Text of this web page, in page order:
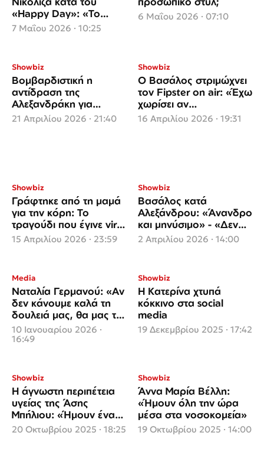
«Happy Day»: «Το
θεωρώ κακία αυτό που
7 Μαΐου 2026 · 10:25
6 Μαΐου 2026 · 07:10
Showbiz
Βομβαρδιστική η
αντίδραση της
Αλεξανδράκη για
γνωστό παρουσιαστή:
«Αντίο στο καλό να πας
21 Απριλίου 2026 · 21:40
Showbiz
Ο Βασάλος στριμώχνει
τον Fipster on air: «Έχω
χωρίσει αν
ενδιαφέρεσαι»
16 Απριλίου 2026 · 19:31
Showbiz
Γράφτηκε από τη μαμά
για την κόρη: Το
τραγούδι που έγινε viral
παντού - Δείτε ποια το
τραγουδά
15 Απριλίου 2026 · 23:59
Showbiz
Βασάλος κατά
Αλεξάνδρου: «Άνανδρο
και μηνύσιμο» - «Δεν
έχω γελάσει
περισσότερο»
2 Απριλίου 2026 · 14:00
Media
Ναταλία Γερμανού: «Αν
δεν κάνουμε καλά τη
δουλειά μας, θα μας τη
φάνε οι Youtubers!»
10 Ιανουαρίου 2026 ·
16:49
Showbiz
Η Κατερίνα χτυπά
κόκκινο στα social
media
19 Δεκεμβρίου 2025 · 17:42
Showbiz
Η άγνωστη περιπέτεια
υγείας της Άσης
Μπήλιου: «Ήμουν ένα
χρόνο με πατερίτσες»
20 Οκτωβρίου 2025 · 18:25
Showbiz
Άννα Μαρία Βέλλη:
«Ήμουν όλη την ώρα
μέσα στα νοσοκομεία»
19 Οκτωβρίου 2025 · 14:00